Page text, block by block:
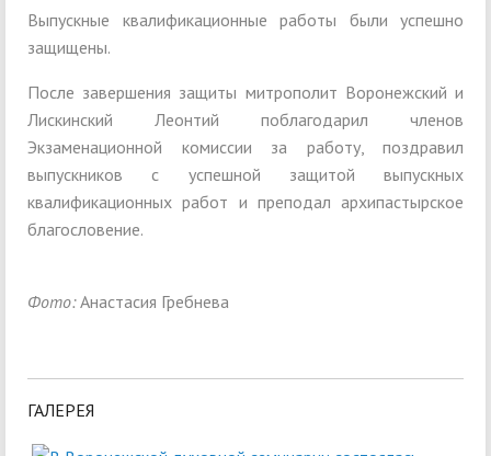
Выпускные квалификационные работы были успешно
защищены.
После завершения защиты митрополит Воронежский и
Лискинский Леонтий поблагодарил членов
Экзаменационной комиссии за работу, поздравил
выпускников с успешной защитой выпускных
квалификационных работ и преподал архипастырское
благословение.
Фото:Анастасия Гребнева
ГАЛЕРЕЯ